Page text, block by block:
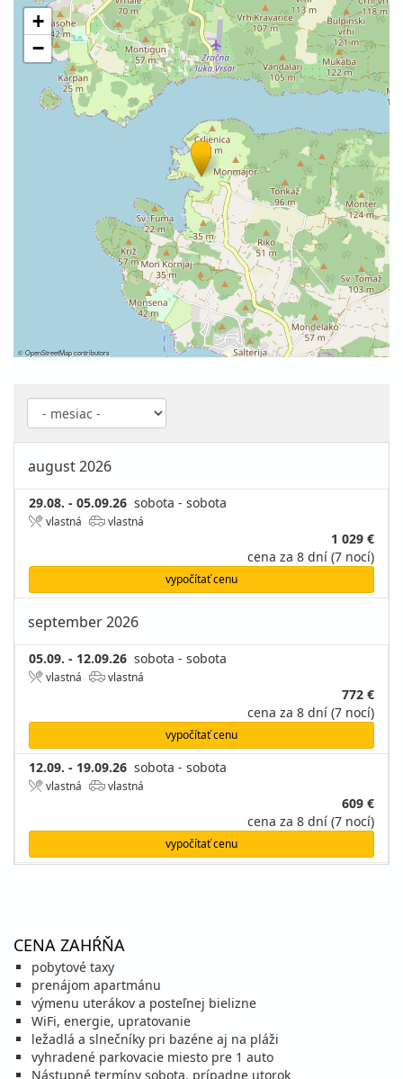
+
−
©OpenStreetMapcontributors
august 2026
29.08. - 05.09.26 sobota - sobota
vlastná vlastná
1 029 €
cena za 8 dní (7 nocí)
vypočítať cenu
september 2026
05.09. - 12.09.26 sobota - sobota
vlastná vlastná
772 €
cena za 8 dní (7 nocí)
vypočítať cenu
12.09. - 19.09.26 sobota - sobota
vlastná vlastná
609 €
cena za 8 dní (7 nocí)
vypočítať cenu
CENA ZAHŔŇA
pobytové taxy
prenájom apartmánu
výmenu uterákov a posteľnej bielizne
WiFi, energie, upratovanie
ležadlá a slnečníky pri bazéne aj na pláži
vyhradené parkovacie miesto pre 1 auto
Nástupné termíny sobota, prípadne utorok